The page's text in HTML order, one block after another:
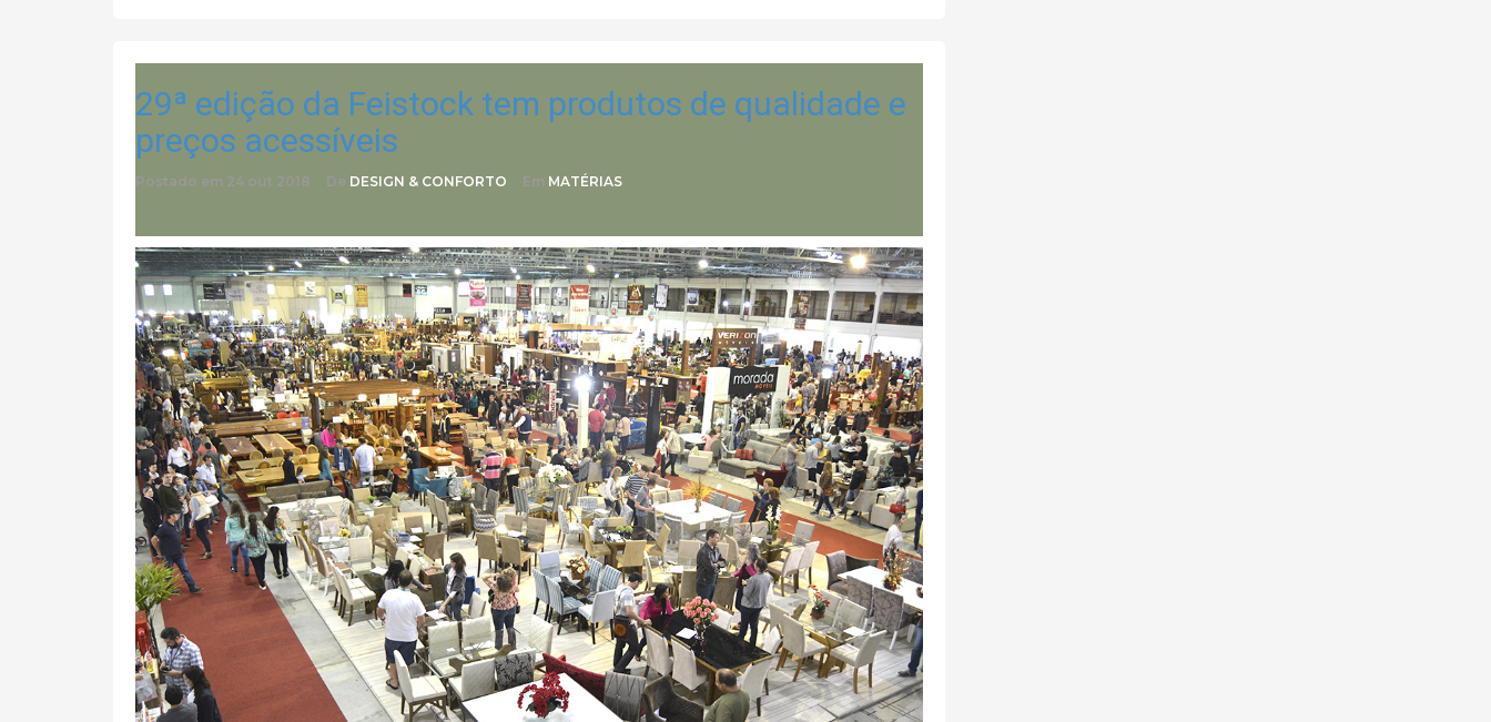
29ª edição da Feistock tem produtos de qualidade e
preços acessíveis
Postado em 24 out 2018 De DESIGN & CONFORTO Em MATÉRIAS